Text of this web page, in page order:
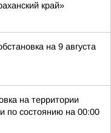
край»
на 9 августа
на территории
по состоянию на 00:00